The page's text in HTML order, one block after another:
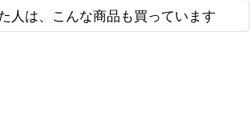
人は、こんな商品も買っています